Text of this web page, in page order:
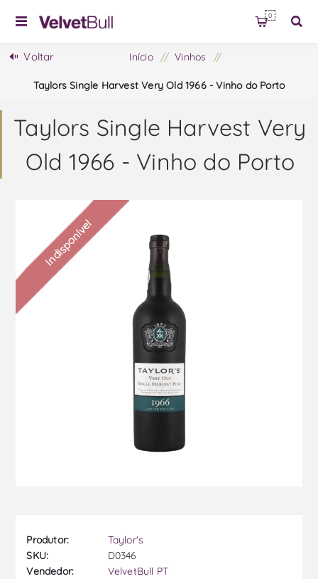
0
Voltar Início / Vinhos /
Taylors Single Harvest Very Old 1966 - Vinho do Porto
Taylors Single Harvest Very
Old 1966 - Vinho do Porto
Indisponível
Produtor:
Taylor's
SKU:
D0346
Vendedor:
VelvetBull PT